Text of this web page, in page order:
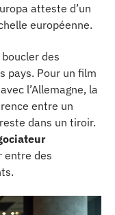
atteste d’un
européenne.
des
pays. Pour un film
l’Allemagne, la
entre un
dans un tiroir.
entre des